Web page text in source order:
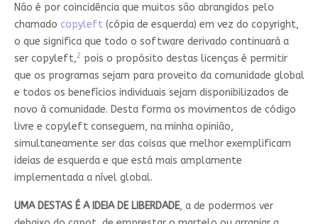
Não é por coincidência que muitos são abrangidos pelo
chamado copyleft(cópia de esquerda) em vez do copyright,
o que significa que todo o software derivado continuará a
ser copyleft,2 pois o propósito destas licenças é permitir
que os programas sejam para proveito da comunidade global
e todos os benefícios individuais sejam disponibilizados de
novo à comunidade. Desta forma os movimentos de código
livre e copyleft conseguem, na minha opinião,
simultaneamente ser das coisas que melhor exemplificam
ideias de esquerda e que está mais amplamente
implementada a nível global.
UMA DESTAS É A IDEIA DE LIBERDADE, a de podermos ver